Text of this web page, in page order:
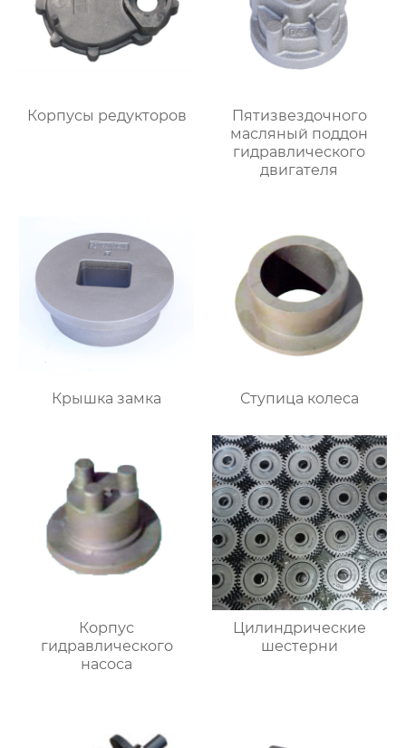
Корпусы редукторов
Пятизвездочного
масляный поддон
гидравлического
двигателя
Крышка замка Ступица колеса
Корпус
гидравлического
насоса
Цилиндрические
шестерни